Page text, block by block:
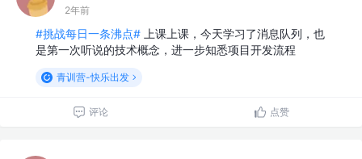
2年前
#挑战每日一条沸点# 上课上课，今天学习了消息队列，也
是第一次听说的技术概念，进一步知悉项目开发流程
青训营-快乐出发
评论 点赞